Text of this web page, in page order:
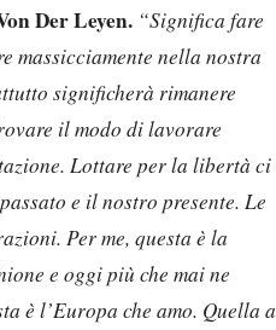
Der Leyen. “Significa fare
massicciamente nella nostra
significherà rimanere
il modo di lavorare
Lottare per la libertà ci
e il nostro presente. Le
Per me, questa è la
e oggi più che mai ne
è l’Europa che amo. Quella a